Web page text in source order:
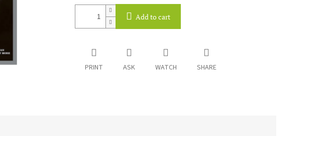
Add to cart
PRINT ASK WATCH SHARE